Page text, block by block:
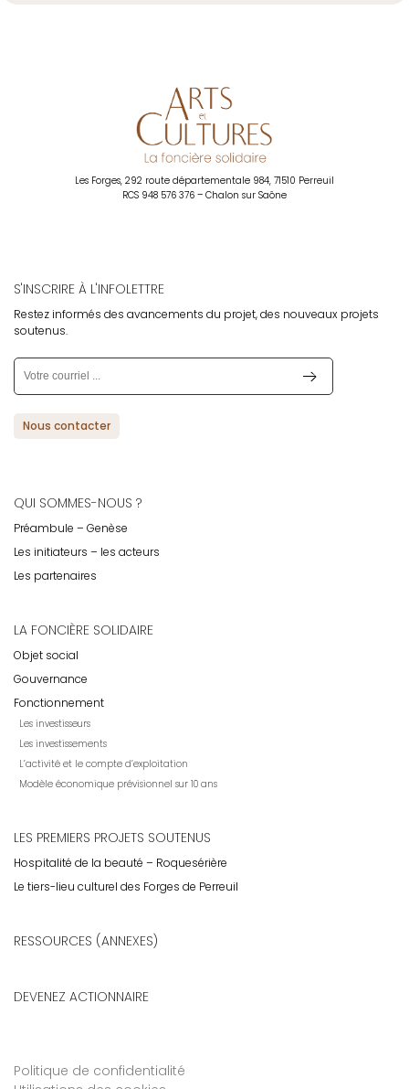
Les Forges, 292 route départementale 984, 71510 Perreuil
RCS 948 576 376 – Chalon sur Saône
S'INSCRIRE À L'INFOLETTRE
Restez informés des avancements du projet, des nouveaux projets
soutenus.
Nous contacter
QUI SOMMES-NOUS ?
Préambule – Genèse
Les initiateurs – les acteurs
Les partenaires
LA FONCIÈRE SOLIDAIRE
Objet social
Gouvernance
Fonctionnement
Les investisseurs
Les investissements
L’activité et le compte d’exploitation
Modèle économique prévisionnel sur 10 ans
LES PREMIERS PROJETS SOUTENUS
Hospitalité de la beauté – Roquesérière
Le tiers-lieu culturel des Forges de Perreuil
RESSOURCES (ANNEXES)
DEVENEZ ACTIONNAIRE
Politique de confidentialité